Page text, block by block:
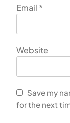
Email *
Website
Save my
for the next